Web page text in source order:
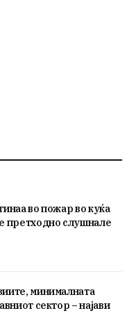
во пожар во куќа
претходно слушнале
минималната
сектор – најави